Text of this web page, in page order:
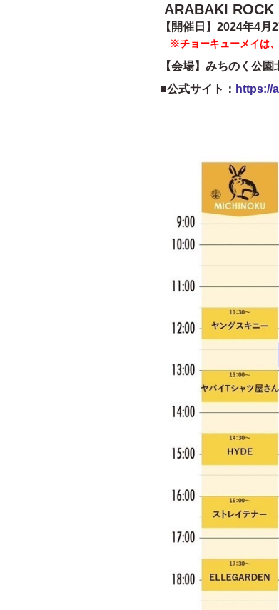
ARABAKI ROCK
【開催日】2024年4月
※チョーキューメイは
【会場】みちのく公
■公式サイト： https://